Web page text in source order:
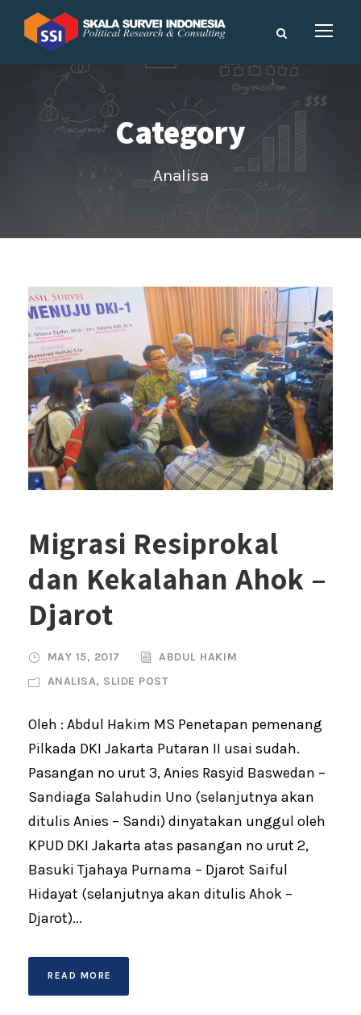
Category
Analisa
Migrasi Resiprokal
dan Kekalahan Ahok –
Djarot
MAY 15, 2017
ABDUL HAKIM
ANALISA, SLIDE POST
Oleh : Abdul Hakim MS Penetapan pemenang
Pilkada DKI Jakarta Putaran II usai sudah.
Pasangan no urut 3, Anies Rasyid Baswedan –
Sandiaga Salahudin Uno (selanjutnya akan
ditulis Anies – Sandi) dinyatakan unggul oleh
KPUD DKI Jakarta atas pasangan no urut 2,
Basuki Tjahaya Purnama – Djarot Saiful
Hidayat (selanjutnya akan ditulis Ahok –
Djarot)...
READ MORE